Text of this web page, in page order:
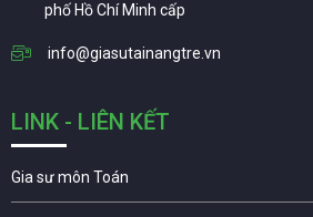
phố Hồ Chí Minh cấp
info@giasutainangtre.vn
LINK - LIÊN KẾT
Gia sư môn Toán